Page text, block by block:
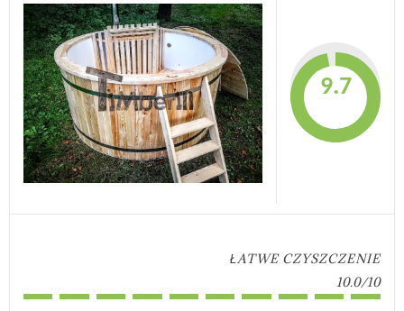
9.7
ŁATWE CZYSZCZENIE
10.0/10